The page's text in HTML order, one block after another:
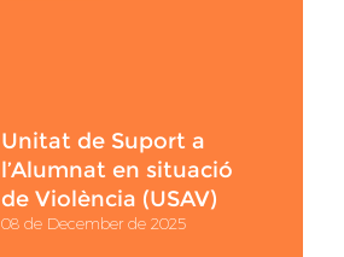
Unitat de Suport a
l’Alumnat en situació
de Violència (USAV)
08 de December de 2025